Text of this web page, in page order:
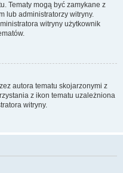
Tematy mogą być zamykane z
lub administratorzy witryny.
witryny użytkownik
autora tematu skojarzonymi z
z ikon tematu uzależniona
witryny.